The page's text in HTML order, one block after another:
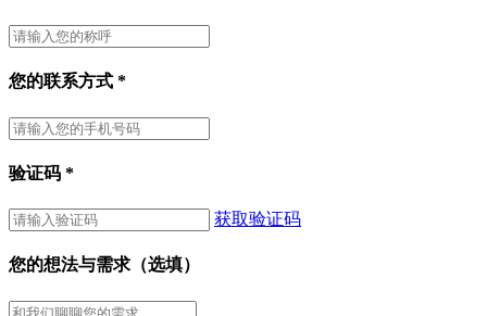
您的联系方式 *
验证码 *
获取验证码
您的想法与需求（选填）